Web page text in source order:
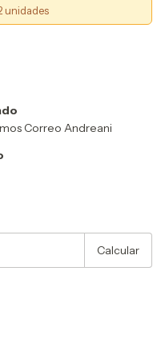
unidades
Correo Andreani
Calcular